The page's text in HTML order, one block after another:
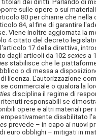
dei diritti. Parlando di
sulle opere o sui
80 per chiarire che
84, al fine di garantire
Viene inoltre aggiornata la
4 citato del decreto
17 della direttiva,
dagli articoli da 102-sexies a
stabilisce che le
o di messa a
licenza. L'autorizzazione
commerciale o qualora la
disciplina il regime di
responsabili se
opere e altri materiali
disabilitato
prevede – in capo ai nuovi
euro obblighi – mitigati in